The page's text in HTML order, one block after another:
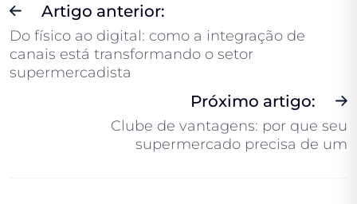
Artigo anterior:
Do físico ao digital: como a integração de
canais está transformando o setor
supermercadista
Próximo artigo:
Clube de vantagens: por que seu
supermercado precisa de um